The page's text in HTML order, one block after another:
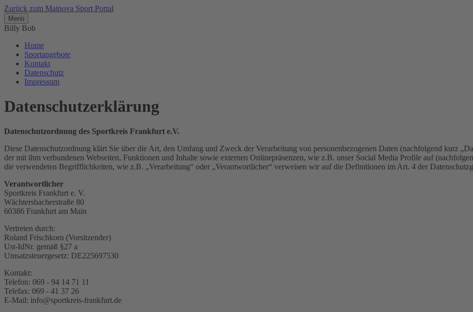
Zurück zum Mainova Sport Portal
Menü
Billy Bob
Home
Sportangebote
Kontakt
Datenschutz
Impressum
Datenschutzerklärung
Datenschutzordnung des Sportkreis Frankfurt e.V.
Diese Datenschutzordnung klärt Sie über die Art, den Umfang und Zweck der Verarbeitung von personenbezogenen Daten (nachfolgend kurz
der mit ihm verbundenen Webseiten, Funktionen und Inhalte sowie externen Onlinepräsenzen, wie z.B. unser Social Media Profile auf
die verwendeten Begrifflichkeiten, wie z.B. „Verarbeitung“ oder „Verantwortlicher“ verweisen wir auf die Definitionen im Art. 4 der
Verantwortlicher
Sportkreis Frankfurt e. V.
Wächtersbacherstraße 80
60386 Frankfurt am Main
Vertreten durch:
Roland Frischkorn (Vorsitzender)
Ust-IdNr. gemäß §27 a
Umsatzsteuergesetz: DE225697530
Kontakt:
Telefon: 069 - 94 14 71 11
Telefax: 069 - 41 37 26
E-Mail: info@sportkreis-frankfurt.de